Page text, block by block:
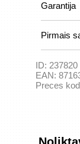
Garantija
Pirmais
ID: 237820
EAN:
Preces